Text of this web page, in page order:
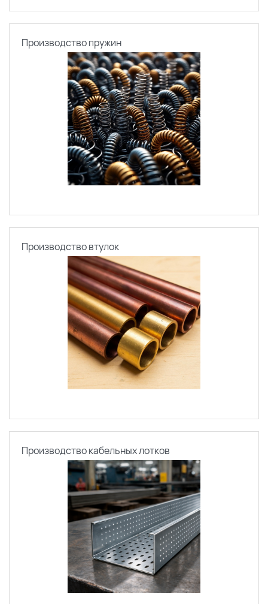
Производство пружин
Производство втулок
Производство кабельных лотков